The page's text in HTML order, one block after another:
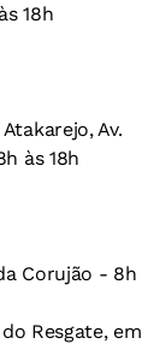
18h
Av.
às 18h
Corujão - 8h
Resgate, em